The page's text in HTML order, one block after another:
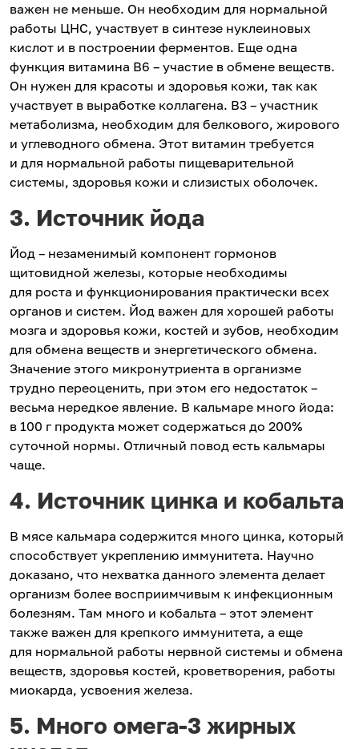
важен не меньше. Он необходим для нормальной
работы ЦНС, участвует в синтезе нуклеиновых
кислот и в построении ферментов. Еще одна
функция витамина В6 – участие в обмене веществ.
Он нужен для красоты и здоровья кожи, так как
участвует в выработке коллагена. В3 – участник
метаболизма, необходим для белкового, жирового
и углеводного обмена. Этот витамин требуется
и для нормальной работы пищеварительной
системы, здоровья кожи и слизистых оболочек.
3. Источник йода
Йод – незаменимый компонент гормонов
щитовидной железы, которые необходимы
для роста и функционирования практически всех
органов и систем. Йод важен для хорошей работы
мозга и здоровья кожи, костей и зубов, необходим
для обмена веществ и энергетического обмена.
Значение этого микронутриента в организме
трудно переоценить, при этом его недостаток –
весьма нередкое явление. В кальмаре много йода:
в 100 г продукта может содержаться до 200%
суточной нормы. Отличный повод есть кальмары
чаще.
4. Источник цинка и кобальта
В мясе кальмара содержится много цинка, который
способствует укреплению иммунитета. Научно
доказано, что нехватка данного элемента делает
организм более восприимчивым к инфекционным
болезням. Там много и кобальта – этот элемент
также важен для крепкого иммунитета, а еще
для нормальной работы нервной системы и обмена
веществ, здоровья костей, кроветворения, работы
миокарда, усвоения железа.
5. Много омега-3 жирных